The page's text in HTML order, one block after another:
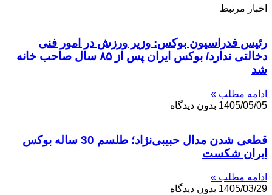
اخبار مرتبط
رئیس فدراسیون بوکس: وزیر ورزش در امور فنی
دخالتی ندارد/ بوکس ایران پس از ۸۵ سال صاحب خانه
شد
ادامه مطلب »
1405/05/05 بدون دیدگاه
قطعی شدن مدال حبیبی‌نژاد؛ طلسم 30 ساله بوکس
ایران شکست
ادامه مطلب »
1405/03/29 بدون دیدگاه